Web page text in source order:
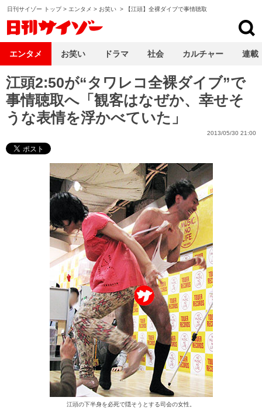
日刊サイゾー トップ> エンタメ > お笑い > 【江頭】全裸ダイブで事情聴取
江頭2:50が“タワレコ全裸ダイブ”で
事情聴取へ「観客はなぜか、幸せそ
うな表情を浮かべていた」
2013/05/30 21:00
江頭の下半身を必死で隠そうとする司会の女性。
エンタメ お笑い ドラマ 社会 カルチャー 連載